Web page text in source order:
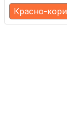
Красно-